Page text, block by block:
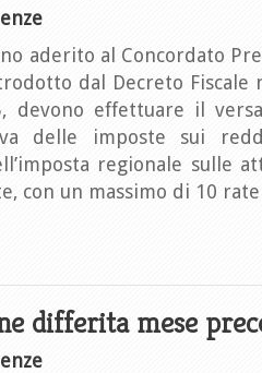
aderito al Concordato
dal Decreto
devono effettuare il
delle imposte sui
regionale sulle
con un massimo di 10
differita mese